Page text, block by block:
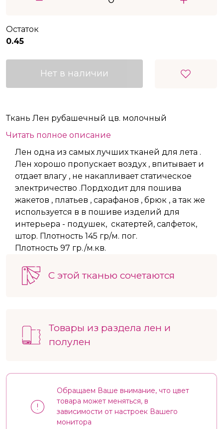
Остаток
0.45
Нет в наличии
Ткань Лен рубашечный цв. молочный
Читать полное описание
Лен одна из самых лучших тканей для лета .
Лен хорошо пропускает воздух , впитывает и
отдает влагу , не накапливает статическое
электричество .Пордходит для пошива
жакетов , платьев , сарафанов , брюк , а так же
используется в в пошиве изделий для
интерьера - подушек, скатертей, салфеток,
штор. Плотность 145 гр/м. пог.
Плотность 97 гр./м.кв.
С этой тканью сочетаются
Товары из раздела лен и
полулен
Обращаем Ваше внимание, что цвет
товара может меняться, в
зависимости от настроек Вашего
монитора